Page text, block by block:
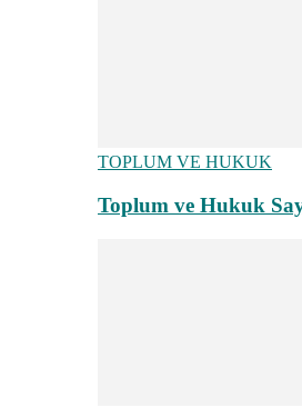
TOPLUM VE HUKUK
Toplum ve Hukuk